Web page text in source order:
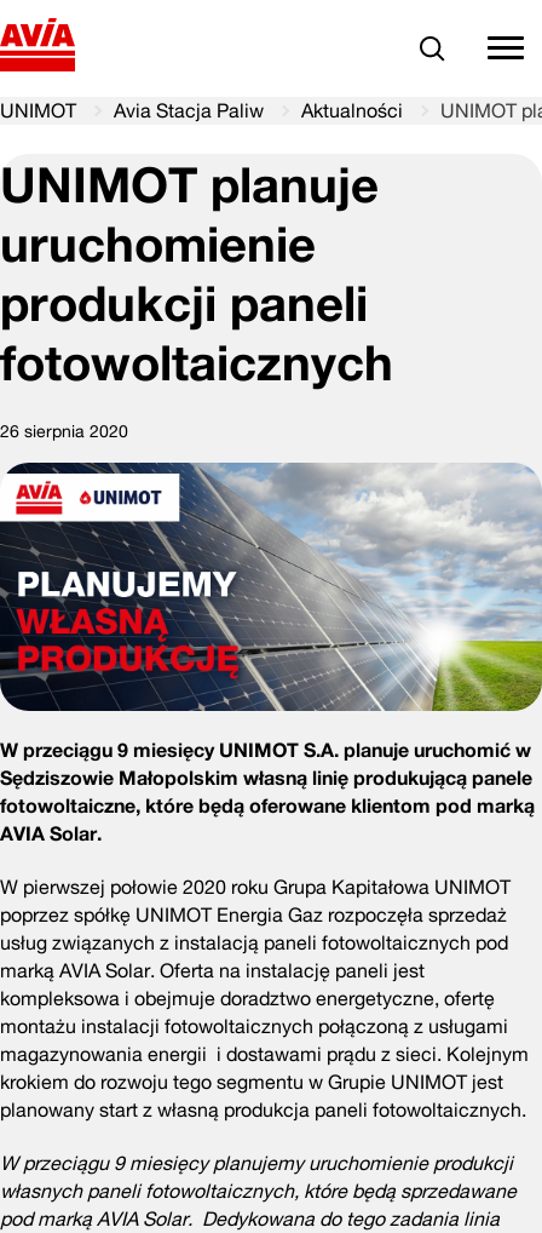
Szukaj
UNIMOT Avia Stacja Paliw Aktualności UNIMOT
UNIMOT planuje
uruchomienie
produkcji paneli
fotowoltaicznych
26 sierpnia 2020
W przeciągu 9 miesięcy UNIMOT S.A. planuje uruchomić w
Sędziszowie Małopolskim własną linię produkującą panele
fotowoltaiczne, które będą oferowane klientom pod marką
AVIA Solar.
W pierwszej połowie 2020 roku Grupa Kapitałowa UNIMOT
poprzez spółkę UNIMOT Energia Gaz rozpoczęła sprzedaż
usług związanych z instalacją paneli fotowoltaicznych pod
marką AVIA Solar. Oferta na instalację paneli jest
kompleksowa i obejmuje doradztwo energetyczne, ofertę
montażu instalacji fotowoltaicznych połączoną z usługami
magazynowania energii i dostawami prądu z sieci. Kolejnym
krokiem do rozwoju tego segmentu w Grupie UNIMOT jest
planowany start z własną produkcja paneli fotowoltaicznych.
W przeciągu 9 miesięcy planujemy uruchomienie produkcji
własnych paneli fotowoltaicznych, które będą sprzedawane
pod marką AVIA Solar. Dedykowana do tego zadania linia